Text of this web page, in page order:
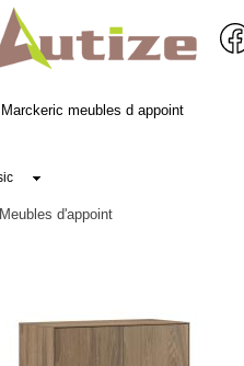
Marckeric meubles d appoint
Meubles d'appoint